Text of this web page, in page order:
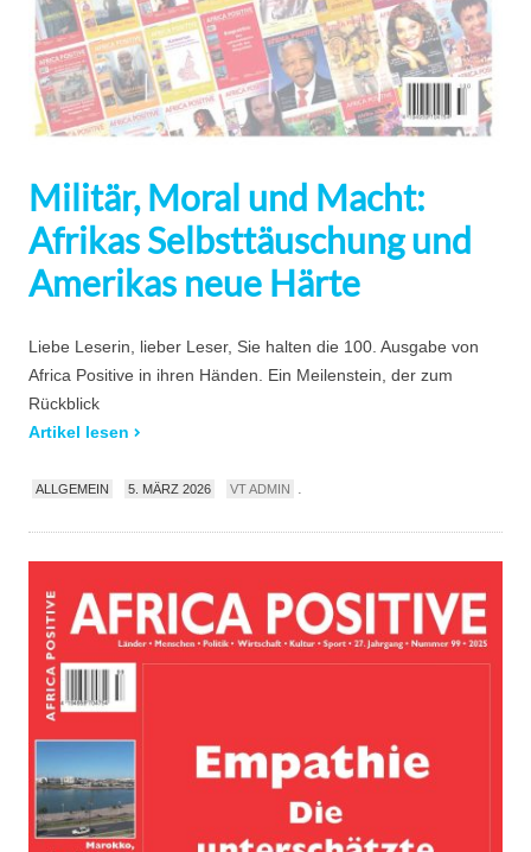
Militär, Moral und Macht:
Afrikas Selbsttäuschung und
Amerikas neue Härte
Liebe Leserin, lieber Leser, Sie halten die 100. Ausgabe von
Africa Positive in ihren Händen. Ein Meilenstein, der zum
Rückblick
Artikel lesen
ALLGEMEIN 5. MÄRZ 2026 VT ADMIN .